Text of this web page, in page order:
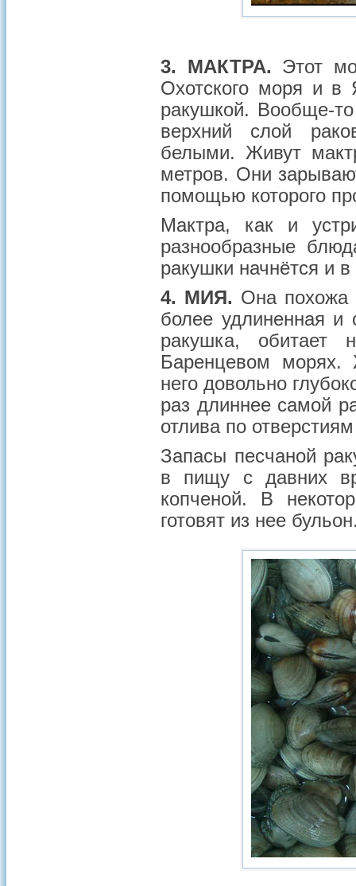
3. МАКТРА. Этот
Охотского моря и
ракушкой. Вообще-
верхний слой
белыми. Живут
метров. Они
помощью которого
Мактра, как и
разнообразные
ракушки начнётся и
4. МИЯ. Она похожа
более удлиненная и
ракушка, обитает
Баренцевом морях.
него довольно
раз длиннее самой
отлива по
Запасы песчаной
в пищу с давних
копченой. В
готовят из нее